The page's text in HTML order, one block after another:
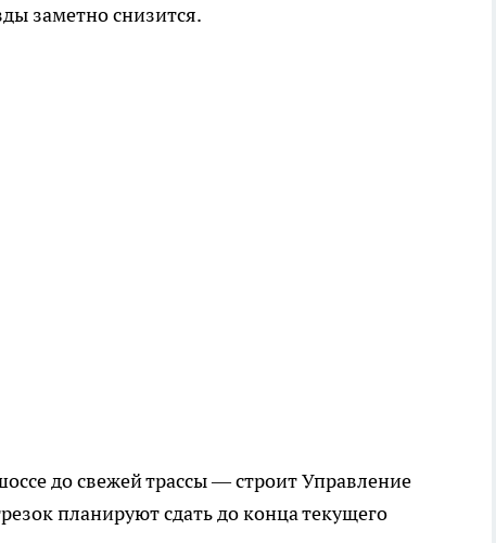
заметно снизится.
до свежей трассы — строит Управление
планируют сдать до конца текущего